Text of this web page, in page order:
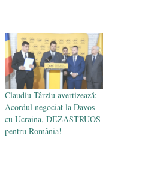
efecte. Bustul
Goga, înlăturat din Iași
Claudiu Târziu avertizează:
Acordul negociat la Davos
cu Ucraina, DEZASTRUOS
pentru România!